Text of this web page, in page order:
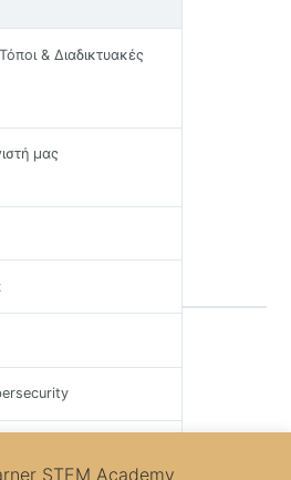
& Διαδικτυακές
& Διαδικτυακές
μας
Υ
to Lesson
STEM Academy